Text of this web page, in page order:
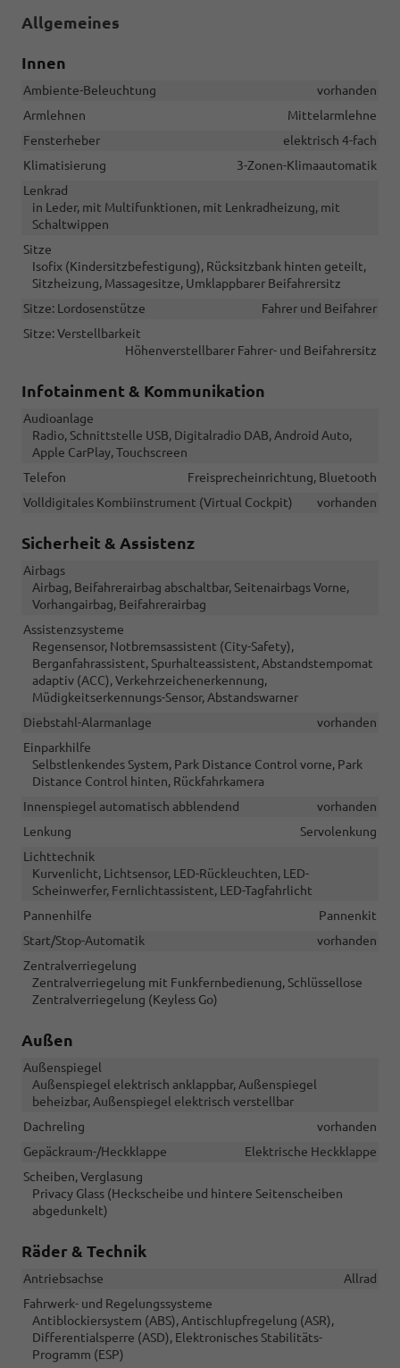
Allgemeines
Innen
Ambiente-Beleuchtung
vorhanden
Armlehnen
Mittelarmlehne
Fensterheber
elektrisch 4-fach
Klimatisierung
3-Zonen-Klimaautomatik
Lenkrad
in Leder, mit Multifunktionen, mit Lenkradheizung, mit
Schaltwippen
Sitze
Isofix (Kindersitzbefestigung), Rücksitzbank hinten geteilt,
Sitzheizung, Massagesitze, Umklappbarer Beifahrersitz
Sitze: Lordosenstütze
Fahrer und Beifahrer
Sitze: Verstellbarkeit
Höhenverstellbarer Fahrer- und Beifahrersitz
Infotainment & Kommunikation
Audioanlage
Radio, Schnittstelle USB, Digitalradio DAB, Android Auto,
Apple CarPlay, Touchscreen
Telefon
Freisprecheinrichtung, Bluetooth
Volldigitales Kombiinstrument (Virtual Cockpit)
vorhanden
Sicherheit & Assistenz
Airbags
Airbag, Beifahrerairbag abschaltbar, Seitenairbags Vorne,
Vorhangairbag, Beifahrerairbag
Assistenzsysteme
Regensensor, Notbremsassistent (City-Safety),
Berganfahrassistent, Spurhalteassistent, Abstandstempomat
adaptiv (ACC), Verkehrzeichenerkennung,
Müdigkeitserkennungs-Sensor, Abstandswarner
Diebstahl-Alarmanlage
vorhanden
Einparkhilfe
Selbstlenkendes System, Park Distance Control vorne, Park
Distance Control hinten, Rückfahrkamera
Innenspiegel automatisch abblendend
vorhanden
Lenkung
Servolenkung
Lichttechnik
Kurvenlicht, Lichtsensor, LED-Rückleuchten, LED-
Scheinwerfer, Fernlichtassistent, LED-Tagfahrlicht
Pannenhilfe
Pannenkit
Start/Stop-Automatik
vorhanden
Zentralverriegelung
Zentralverriegelung mit Funkfernbedienung, Schlüssellose
Zentralverriegelung (Keyless Go)
Außen
Außenspiegel
Außenspiegel elektrisch anklappbar, Außenspiegel
beheizbar, Außenspiegel elektrisch verstellbar
Dachreling
vorhanden
Gepäckraum-/Heckklappe
Elektrische Heckklappe
Scheiben, Verglasung
Privacy Glass (Heckscheibe und hintere Seitenscheiben
abgedunkelt)
Räder & Technik
Antriebsachse
Allrad
Fahrwerk- und Regelungssysteme
Antiblockiersystem (ABS), Antischlupfregelung (ASR),
Differentialsperre (ASD), Elektronisches Stabilitäts-
Programm (ESP)